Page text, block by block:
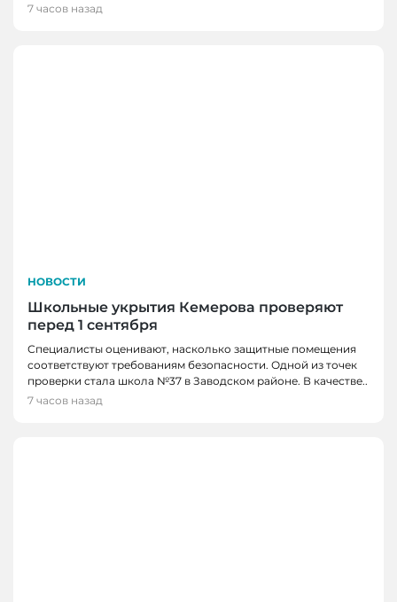
7 часов назад
НОВОСТИ
Школьные укрытия Кемерова проверяют
перед 1 сентября
Специалисты оценивают, насколько защитные помещения
соответствуют требованиям безопасности. Одной из точек
проверки стала школа №37 в Заводском районе. В качестве..
7 часов назад